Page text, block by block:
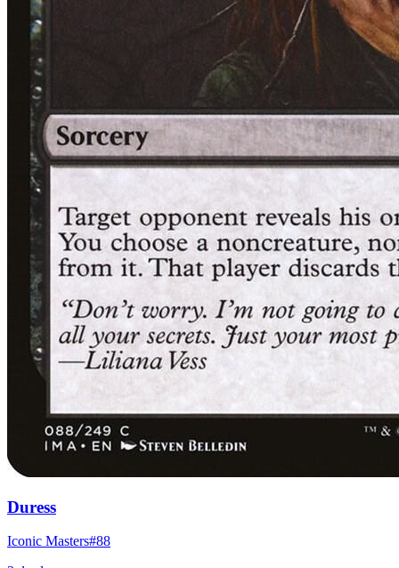
Duress
Iconic Masters#88